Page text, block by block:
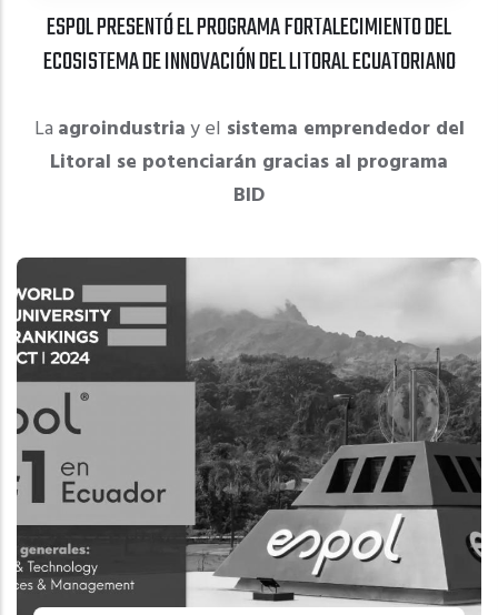
ESPOL PRESENTÓ EL PROGRAMA FORTALECIMIENTO DEL
ECOSISTEMA DE INNOVACIÓN DEL LITORAL ECUATORIANO
La agroindustriay el sistema emprendedor del
Litoral se potenciarán gracias al programa
BID